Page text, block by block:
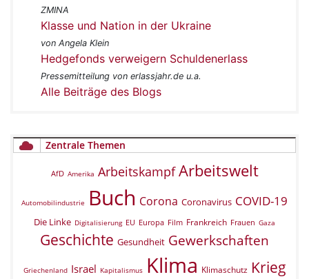
ZMINA
Klasse und Nation in der Ukraine
von Angela Klein
Hedgefonds verweigern Schuldenerlass
Pressemitteilung von erlassjahr.de u.a.
Alle Beiträge des Blogs
Zentrale Themen
AfD Amerika Arbeitskampf Arbeitswelt
Automobilindustrie Buch Corona Coronavirus COVID-19
Die Linke Digitalisierung EU Europa Film Frankreich Frauen Gaza
Geschichte Gesundheit Gewerkschaften
Griechenland Israel Kapitalismus Klima Klimaschutz Krieg